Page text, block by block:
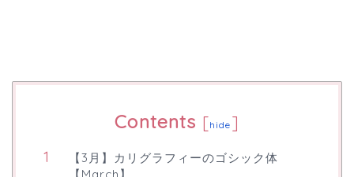
Contents [hide ]
【3月】カリグラフィーのゴシック体